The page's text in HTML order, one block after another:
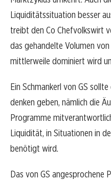
Liquiditätssituation besser
treibt den Co Chefvolkswirt
das gehandelte Volumen
mittlerweile dominiert wird
Ein Schmankerl von GS
denken geben, nämlich die
Programme
Liquidität, in Situationen in
benötigt wird.
Das von GS angesprochene